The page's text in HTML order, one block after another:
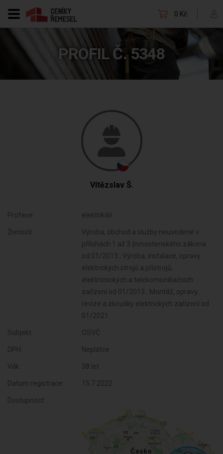
0 Kč
PROFIL Č. 5348
Vítězslav Š.
Profese: elektrikáři
Živnosti:
Výroba, obchod a služby neuvedené v
přílohách 1 až 3 živnostenského zákona
od 01/2013 , Výroba, instalace, opravy
elektrických strojů a přístrojů,
elektronických a telekomunikačních
zařízení od 01/2013 , Montáž, opravy,
revize a zkoušky elektrických zařízení od
01/2021
Subjekt: OSVČ
DPH: Neplátce
Věk: 38 let
Datum registrace: 15.7.2022
Dostupnost: